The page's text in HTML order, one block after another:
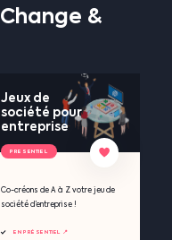
Change &
Jeux de
société pour
entreprise
Co-créons de A à Z votre jeu de
société d’entreprise !
EN PRÉSENTIEL 📍
PRESENTIEL